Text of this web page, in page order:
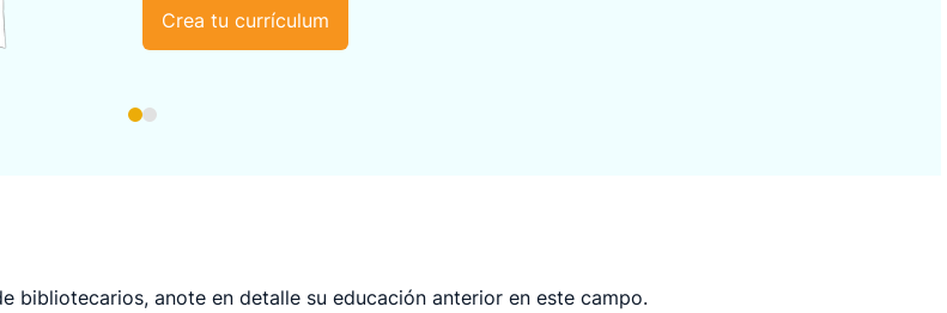
Crea tu currículum
bibliotecarios, anote en detalle su educación anterior en este campo.